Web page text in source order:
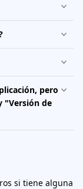
pero
"Versión de
si tiene alguna